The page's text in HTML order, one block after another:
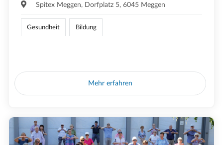
Spitex Meggen, Dorfplatz 5, 6045 Meggen
Gesundheit Bildung
Mehr erfahren